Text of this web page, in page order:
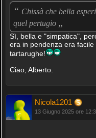
“ Chissà che bella
quel pertugio „
Sì, bella e "simpatica",
era in pendenza era
tartarughe!
Ciao, Alberto.
Nicola1201
13 Giugno 2025 ore